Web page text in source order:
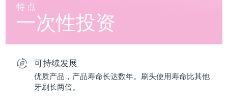
特点
一次性投资
可持续发展
优质产品，产品寿命长达数年。刷头使用寿命比其他
牙刷长两倍。